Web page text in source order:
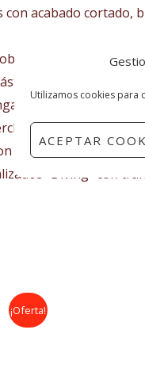
Utilizamos cookies para
ACEPTAR
con acabado cortado,
YKK© 10 pitch
en Small
hacia los brazos
el sol y el propio
especialmente
“Diving” con
¡Oferta!